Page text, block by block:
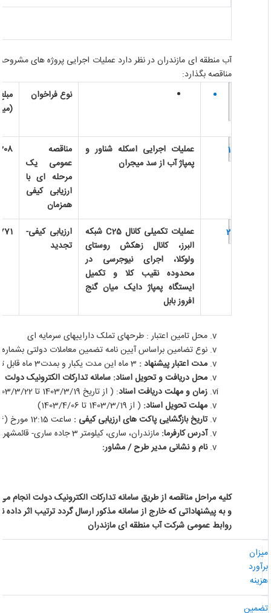
آب منطقه ای مازندران در نظر دارد عملیات اجرایی پروژه های
مناقصه بگذارد:
نوع فراخوان
عملیات اجرایی اسکله شناور و
پمپاژ آب از سد میجران
مناقصه
عمومی یک
مرحله ای با
ارزیابی کیفی
همزمان
208
عملیات تکمیلی کانالC25شبکه
البرز، کانال زهکش روستای
ولوکلا، اجرای نیوجرسی در
محدوده نقیب کلا و تکمیل
ایستگاه پمپاژ دایک میان گنج
افروز بابل
ارزیابی کیفی-
تجدید
محل تامین اعتبار : طرحهای تملک داراییهای سرمایه ای
نوع تضامین براساس آیین نامه تضمین معاملات دولتی بشماره 123402/ت 50659 ه مورخ 22/9/94
مدت اعتبار پیشنهاد :3 ماه این مدت یکبار و بمدت3 ماه قابل تمدید می باشد.
محل دریافت و تحویل اسناد: سامانه تدارکات الکترونیک دولت
زمان و مهلت دریافت اسناد: ( از تاریخ 1403/3/19 تا 1403/3/22)
مهلت تحویل اسناد:( از 1403/3/19 تا 1403/4/06)
تاریخ بازگشایی پاکت های ارزیابی کیفی :ساعت 12:15 مورخ (1403/4/06)
آدرس کارفرما:مازندران، ساری، کیلومتر 3 جاده ساری- قائمشهر، کد پستی 48158-98643
نام و نشانی مدیر طرح / مشاور:
کلیه مراحل مناقصه از طریق سامانه تدارکات الکترونیک دولت انجام می
و به پیشنهاداتی که خارج از سامانه مذکور ارسال گردد ترتیب اثر داده
روابط عمومی شرکت آب منطقه ای مازندران